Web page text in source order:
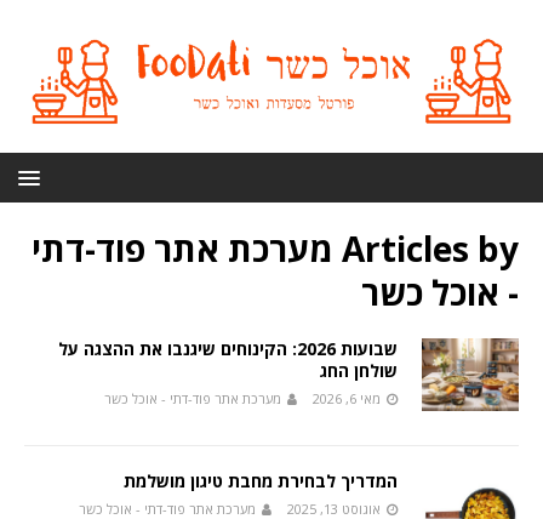
Articles by מערכת אתר פוד-דתי
- אוכל כשר
שבועות 2026: הקינוחים שיגנבו את ההצגה על
שולחן החג
מאי 6, 2026 מערכת אתר פוד-דתי - אוכל כשר
המדריך לבחירת מחבת טיגון מושלמת
אוגוסט 13, 2025 מערכת אתר פוד-דתי - אוכל כשר